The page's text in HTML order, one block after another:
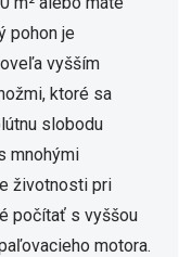
pohon je
vyšším
ktoré sa
slobodu
mnohými
životnosti pri
počítať s vyššou
motora.